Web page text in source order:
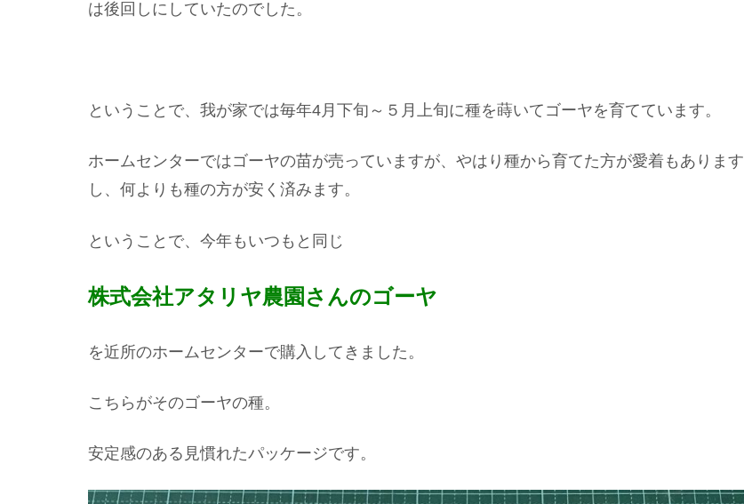
は後回しにしていたのでした。
ということで、我が家では毎年4月下旬～５月上旬に種を蒔いてゴーヤを育てています。
ホームセンターではゴーヤの苗が売っていますが、やはり種から育てた方が愛着もあります
し、何よりも種の方が安く済みます。
ということで、今年もいつもと同じ
株式会社アタリヤ農園さんのゴーヤ
を近所のホームセンターで購入してきました。
こちらがそのゴーヤの種。
安定感のある見慣れたパッケージです。